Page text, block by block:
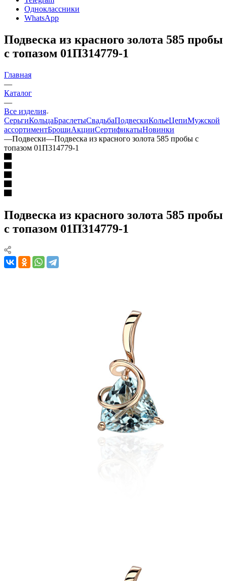
Одноклассники
WhatsApp
Подвеска из красного золота 585 пробы
с топазом 01П314779-1
Главная
—
Каталог
—
Все изделия
СерьгиКольцаБраслетыСвадьбаПодвескиКольеЦепиМужской
ассортиментБрошиАкцииСертификатыНовинки
—Подвески—Подвеска из красного золота 585 пробы с
топазом 01П314779-1
Подвеска из красного золота 585 пробы
с топазом 01П314779-1